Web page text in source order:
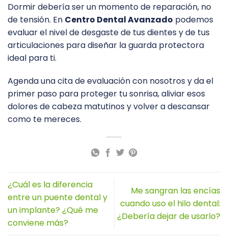
Dormir debería ser un momento de reparación, no
de tensión. En Centro Dental Avanzado podemos
evaluar el nivel de desgaste de tus dientes y de tus
articulaciones para diseñar la guarda protectora
ideal para ti.
Agenda una cita de evaluación con nosotros y da el
primer paso para proteger tu sonrisa, aliviar esos
dolores de cabeza matutinos y volver a descansar
como te mereces.
¿Cuál es la diferencia
entre un puente dental y
un implante? ¿Qué me
conviene más?
Me sangran las encías
cuando uso el hilo dental:
¿Debería dejar de usarlo?